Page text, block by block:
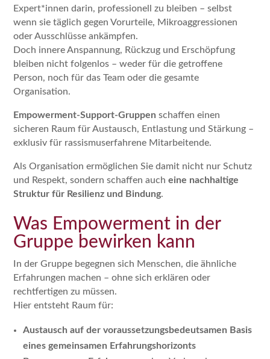
Expert*innen darin, professionell zu bleiben – selbst
wenn sie täglich gegen Vorurteile, Mikroaggressionen
oder Ausschlüsse ankämpfen.
Doch innere Anspannung, Rückzug und Erschöpfung
bleiben nicht folgenlos – weder für die getroffene
Person, noch für das Team oder die gesamte
Organisation.
Empowerment-Support-Gruppen schaffen einen
sicheren Raum für Austausch, Entlastung und Stärkung –
exklusiv für rassismuserfahrene Mitarbeitende.
Als Organisation ermöglichen Sie damit nicht nur Schutz
und Respekt, sondern schaffen aucheine nachhaltige
Struktur für Resilienz und Bindung.
Was Empowerment in der
Gruppe bewirken kann
In der Gruppe begegnen sich Menschen, die ähnliche
Erfahrungen machen – ohne sich erklären oder
rechtfertigen zu müssen.
Hier entsteht Raum für:
Austausch auf der voraussetzungsbedeutsamen Basis
eines gemeinsamen Erfahrungshorizonts